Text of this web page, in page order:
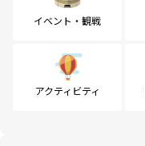
イベント・観戦
アクティビティ